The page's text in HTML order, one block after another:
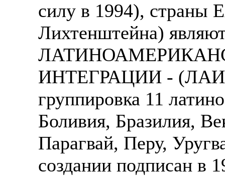
силу в 1994), страны
Лихтенштейна)
ИНТЕГРАЦИИ - (ЛАИ),
группировка 11
Боливия, Бразилия,
Парагвай, Перу,
создании подписан в